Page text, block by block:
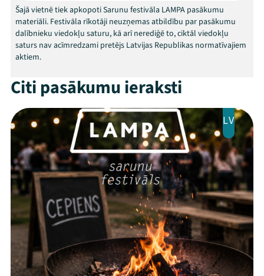
Kontakti
ThreadsFacebookYoutube
X Instagram
Flick TikTok
Šajā vietnē tiek apkopoti Sarunu festivāla LAMPA pasākumu
materiāli. Festivāla rīkotāji neuzņemas atbildību par pasākumu
dalībnieku viedokļu saturu, kā arī nerediģē to, ciktāl viedokļu
saturs nav acīmredzami pretējs Latvijas Republikas normatīvajiem
aktiem.
Citi pasākumu ieraksti
LV